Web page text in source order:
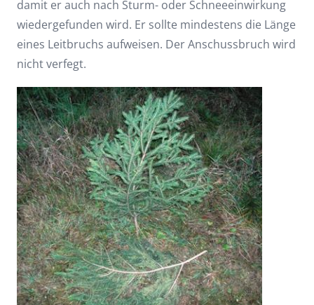
damit er auch nach Sturm- oder Schneeeinwirkung
wiedergefunden wird. Er sollte mindestens die Länge
eines Leitbruchs aufweisen. Der Anschussbruch wird
nicht verfegt.